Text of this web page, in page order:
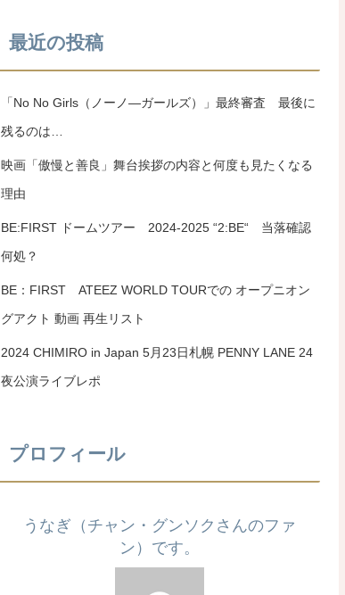
最近の投稿
「No No Girls（ノーノ―ガールズ）」最終審査 最後に
残るのは…
映画「傲慢と善良」舞台挨拶の内容と何度も見たくなる
理由
BE:FIRST ドームツアー 2024-2025 “2:BE“ 当落確認
何処？
BE：FIRST ATEEZ WORLD TOURでの オープニオン
グアクト 動画 再生リスト
2024 CHIMIRO in Japan 5月23日札幌 PENNY LANE 24
夜公演ライブレポ
プロフィール
うなぎ（チャン・グンソクさんのファ
ン）です。